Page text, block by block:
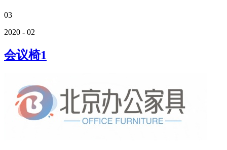
03
2020 - 02
会议椅1